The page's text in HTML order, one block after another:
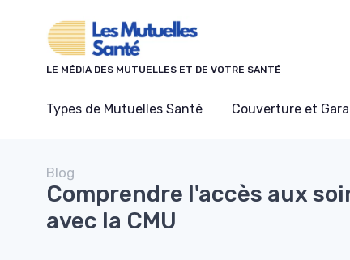
LE MÉDIA DES MUTUELLES ET DE VOTRE SANTÉ
Types de Mutuelles Santé Couverture et
Blog
Comprendre l'accès aux
avec la CMU